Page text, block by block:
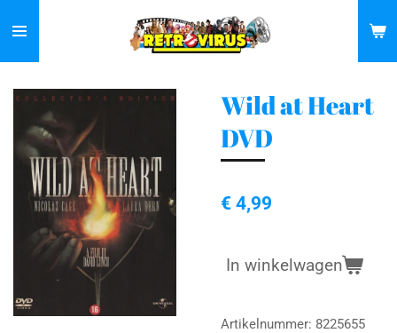
direct
naar
de
Wild at Heart
DVD
€ 4,99
In winkelwagen
Artikelnummer: 8225655